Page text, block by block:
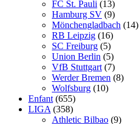
FC St. Pauli (13)
Hamburg SV (9)
Mönchengladbach (14)
RB Leipzig (16)
SC Freiburg (5)
Union Berlin (5)
VfB Stuttgart (7)
Werder Bremen (8)
Wolfsburg (10)
Enfant (655)
LIGA (358)
Athletic Bilbao (9)